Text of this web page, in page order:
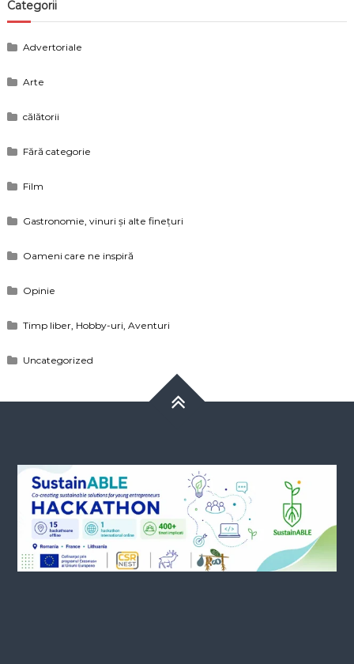
Categorii
Advertoriale
Arte
călătorii
Fără categorie
Film
Gastronomie, vinuri și alte finețuri
Oameni care ne inspiră
Opinie
Timp liber, Hobby-uri, Aventuri
Uncategorized